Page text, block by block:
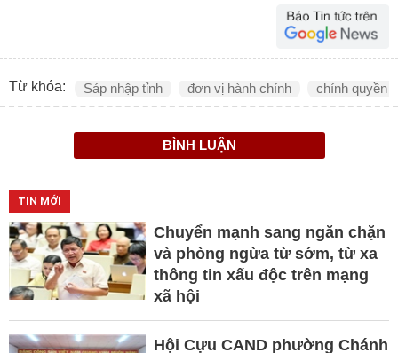
Từ khóa: Sáp nhập tỉnh đơn vị hành chính chính quyền
BÌNH LUẬN
TIN MỚI
Chuyển mạnh sang ngăn chặn
và phòng ngừa từ sớm, từ xa
thông tin xấu độc trên mạng
xã hội
Hội Cựu CAND phường Chánh